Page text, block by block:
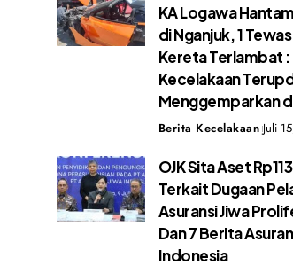
KA Logawa
di Nganjuk, 1
Kereta Terlambat :
Kecelakaan
Menggemparkan
Berita Kecelakaan Juli
OJK Sita Aset
Terkait Dugaan
Asuransi Jiwa
Dan 7 Berita
Indonesia